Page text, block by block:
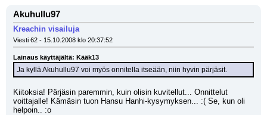
Akuhullu97
Kreachin visailuja
Viesti 62 - 15.10.2008 klo 20:37:52
Lainaus käyttäjältä: Kääk13
Ja kyllä Akuhullu97 voi myös onnitella itseään, niin hyvin pärjäsit.
Kiitoksia! Pärjäsin paremmin, kuin olisin kuvitellut... Onnittelut
voittajalle! Kämäsin tuon Hansu Hanhi-kysymyksen... :( Se, kun oli
helpoin.. :o